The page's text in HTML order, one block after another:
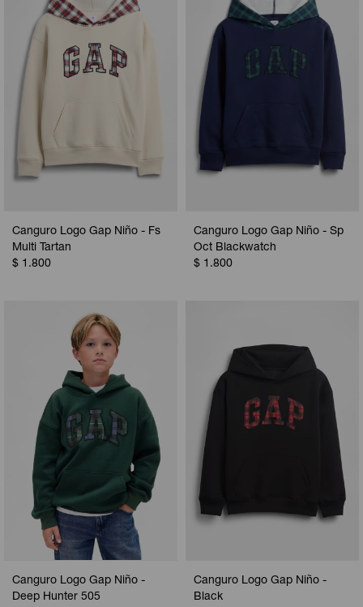
Canguro Logo Gap Niño - Fs
Multi Tartan
$ 1.800
Canguro Logo Gap Niño - Sp
Oct Blackwatch
$ 1.800
Canguro Logo Gap Niño -
Deep Hunter 505
Canguro Logo Gap Niño -
Black
Camperas
Musculosas
Shorts
Vestidos y polleras
Calzas
Camperas
Chalecos
Shorts
Ropa interior
Camperas
Chalecos
Ropa interior
Pijamas
Camperas
Pijamas
Sets